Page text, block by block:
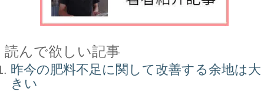
読んで欲しい記事
昨今の肥料不足に関して改善する余地は大
きい